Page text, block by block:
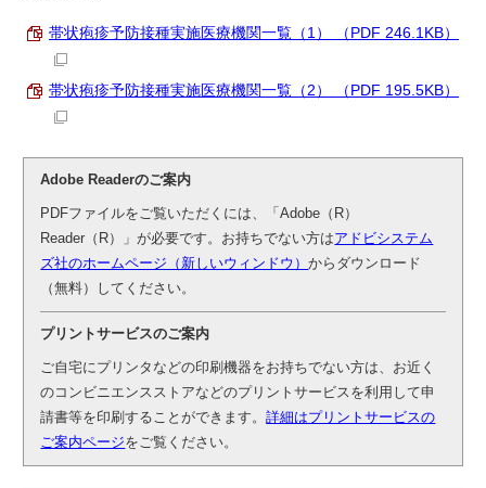
帯状疱疹予防接種実施医療機関一覧（1） （PDF 246.1KB）
帯状疱疹予防接種実施医療機関一覧（2） （PDF 195.5KB）
Adobe Readerのご案内
PDFファイルをご覧いただくには、「Adobe（R）
Reader（R）」が必要です。お持ちでない方はアドビシステム
ズ社のホームページ（新しいウィンドウ）からダウンロード
（無料）してください。
プリントサービスのご案内
ご自宅にプリンタなどの印刷機器をお持ちでない方は、お近く
のコンビニエンスストアなどのプリントサービスを利用して申
請書等を印刷することができます。詳細はプリントサービスの
ご案内ページをご覧ください。